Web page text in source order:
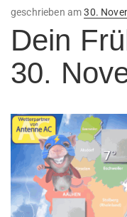
geschrieben am
am
30.
Dein
30.